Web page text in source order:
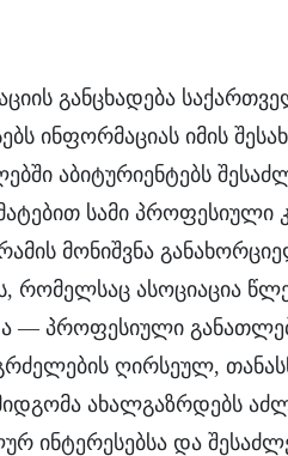
განცხადება
ინფორმაციას იმის
აბიტურიენტებს
სამი პროფესიული
მონიშვნა
რომელსაც ასოციაცია
— პროფესიული
ღირსეულ,
ახალგაზრდებს
ინტერესებსა და